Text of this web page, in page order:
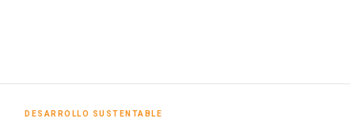
DESARROLLO SUSTENTABLE